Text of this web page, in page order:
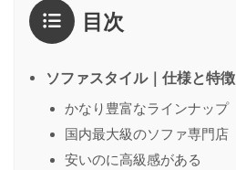
4点
3点
2点
1点
感想 *
（任意）
目次
ソファスタイル｜仕様と特徴
かなり豊富なラインナップ
国内最大級のソファ専門店
安いのに高級感がある